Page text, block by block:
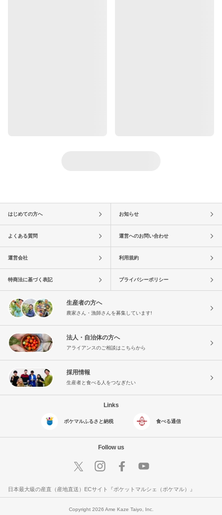
はじめての方へ お知らせ
よくある質問 運営へのお問い合わせ
運営会社 利用規約
特商法に基づく表記 プライバシーポリシー
生産者の方へ
農家さん・漁師さんを募集しています!
法人・自治体の方へ
アライアンスのご相談はこちらから
採用情報
生産者と食べる人をつなぎたい
Links
ポケマルふるさと納税 食べる通信
Follow us
日本最大級の産直（産地直送）ECサイト『ポケットマルシェ（ポケマル）』
Copyright 2026 Ame Kaze Taiyo, Inc.